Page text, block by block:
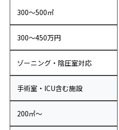
300〜500㎡
300〜450万円
ゾーニング・陰圧室対応
手術室・ICU含む施設
200㎡〜